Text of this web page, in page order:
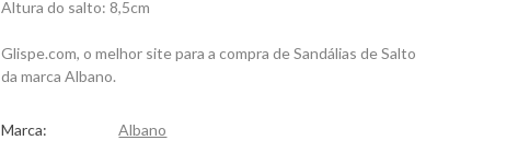
Altura do salto: 8,5cm
Glispe.com, o melhor site para a compra de Sandálias de Salto
da marca Albano.
Marca: Albano